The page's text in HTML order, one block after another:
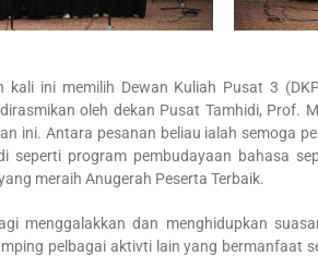
kali ini memilih Dewan Kuliah Pusat 3
oleh dekan Pusat Tamhidi, Prof.
ini. Antara pesanan beliau ialah semoga
seperti program pembudayaan bahasa
meraih Anugerah Peserta Terbaik.
menggalakkan dan menghidupkan
pelbagai aktivti lain yang bermanfaat